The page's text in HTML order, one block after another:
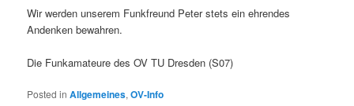
Wir werden unserem Funkfreund Peter stets ein ehrendes
Andenken bewahren.
Die Funkamateure des OV TU Dresden (S07)
Posted in Allgemeines,OV-Info